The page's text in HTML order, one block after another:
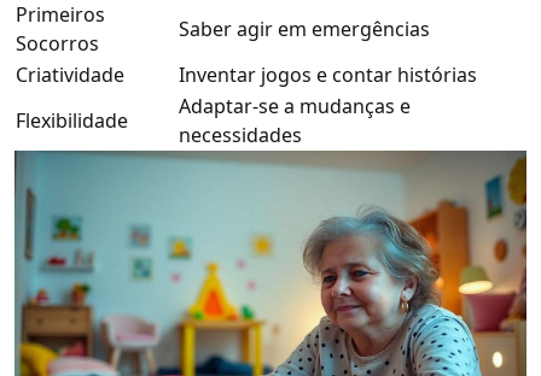
Primeiros
Socorros
Saber agir em emergências
Criatividade
Inventar jogos e contar histórias
Flexibilidade
Adaptar-se a mudanças e
necessidades